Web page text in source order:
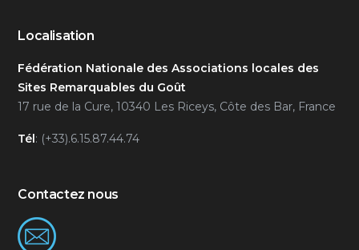
Localisation
Fédération Nationale des Associations locales des
Sites Remarquables du Goût
17 rue de la Cure, 10340 Les Riceys, Côte des Bar, France
Tél: (+33).6.15.87.44.74
Contactez nous